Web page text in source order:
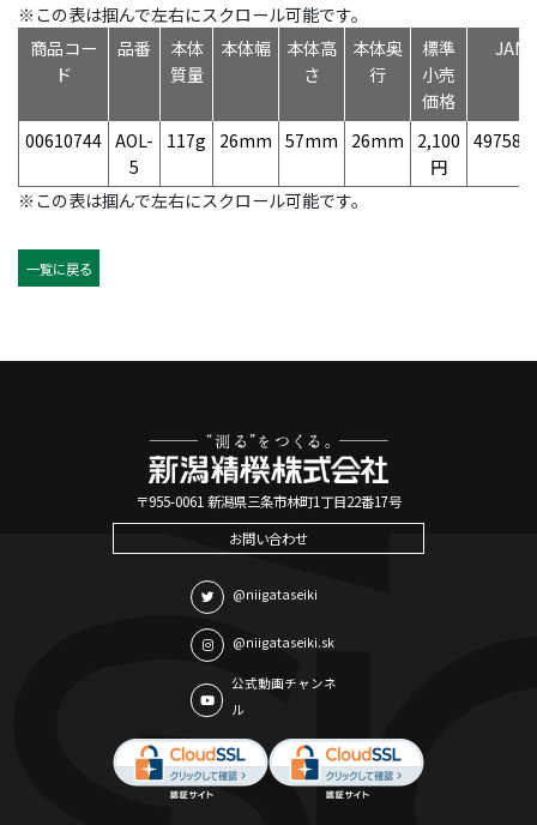
※この表は掴んで左右にスクロール可能です。
商品コー
ド
品番
本体
質量
本体幅
本体高
さ
本体奥
行
標準
小売
価格
JAN
00610744 AOL-
5
117g 26mm 57mm 26mm
2,100
円
※この表は掴んで左右にスクロール可能です。
一覧に戻る
〒955-0061 新潟県三条市林町1丁目22番17号
お問い合わせ
@niigataseiki
@niigataseiki.sk
公式動画チャンネ
ル